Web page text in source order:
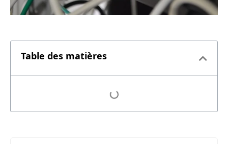
Table des matières